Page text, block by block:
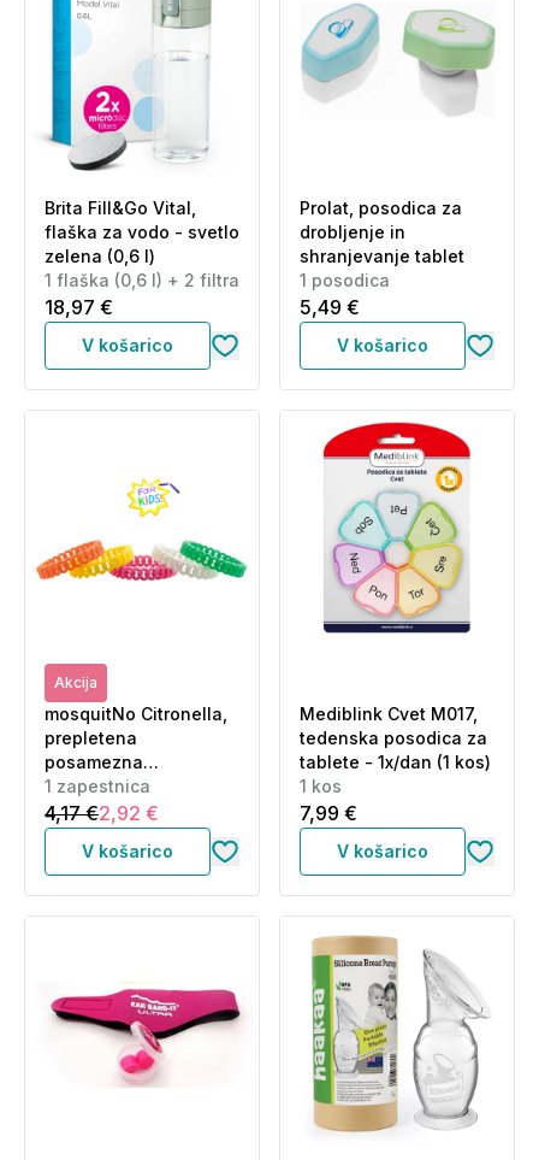
Brita Fill&Go Vital,
flaška za vodo - svetlo
zelena (0,6 l)
1 flaška (0,6 l) + 2 filtra
18,97 €
V košarico
Prolat, posodica za
drobljenje in
shranjevanje tablet
1 posodica
5,49 €
V košarico
Akcija
mosquitNo Citronella,
prepletena
posamezna
zapestnica za otroke
(1 zapestnica)
1 zapestnica
4,17 €2,92 €
V košarico
Mediblink Cvet M017,
tedenska posodica za
tablete - 1x/dan (1 kos)
1 kos
7,99 €
V košarico